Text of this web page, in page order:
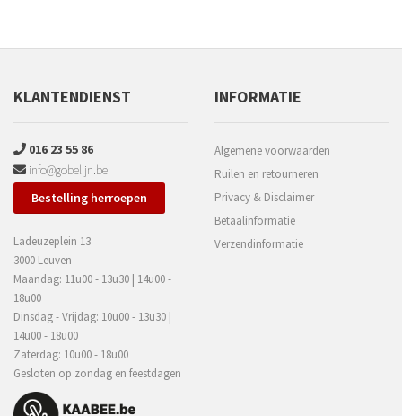
KLANTENDIENST
016 23 55 86
info@gobelijn.be
Bestelling herroepen
Ladeuzeplein 13
3000 Leuven
Maandag: 11u00 - 13u30 | 14u00 -
18u00
Dinsdag - Vrijdag: 10u00 - 13u30 |
14u00 - 18u00
Zaterdag: 10u00 - 18u00
Gesloten op zondag en feestdagen
INFORMATIE
Algemene voorwaarden
Ruilen en retourneren
Privacy & Disclaimer
Betaalinformatie
Verzendinformatie